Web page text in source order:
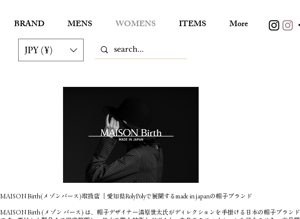
BRAND MENS WOMENS ITEMS More
JPY (¥)
MAISON Birth(メゾンバース)取扱店 ｜愛知県RolyPolyで展開するmade in japanの帽子ブランド
MAISON Birth (メゾン バース) は、帽子デザイナー清原世太氏がディレクションを手掛ける日本の帽子ブランド